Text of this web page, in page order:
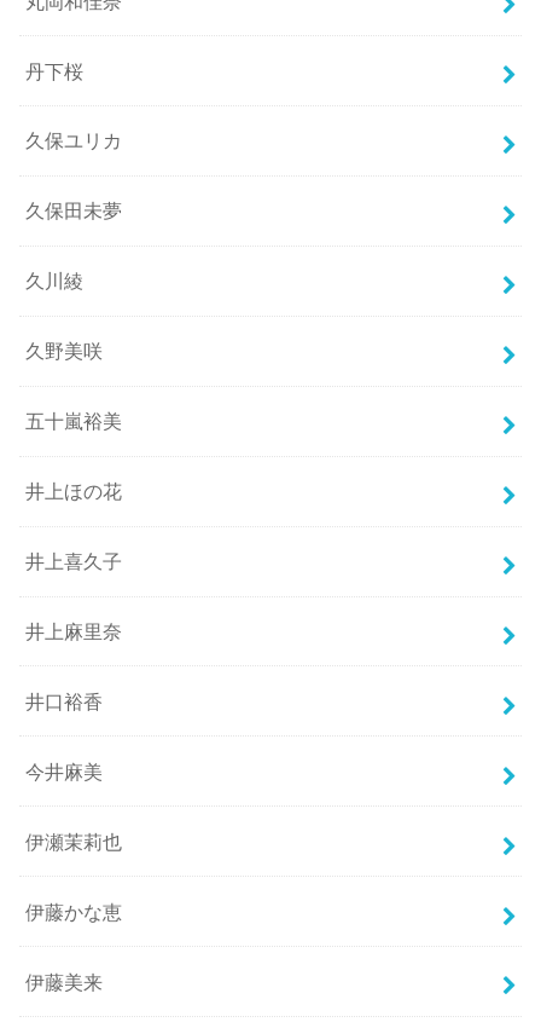
丹下桜
久保ユリカ
久保田未夢
久川綾
久野美咲
五十嵐裕美
井上ほの花
井上喜久子
井上麻里奈
井口裕香
今井麻美
伊瀬茉莉也
伊藤かな恵
伊藤美来